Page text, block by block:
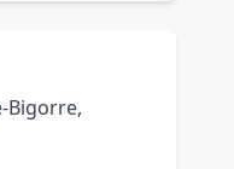
Bigorre,